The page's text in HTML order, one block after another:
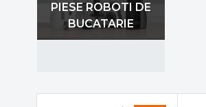
PIESE ROBOTI DE
BUCATARIE